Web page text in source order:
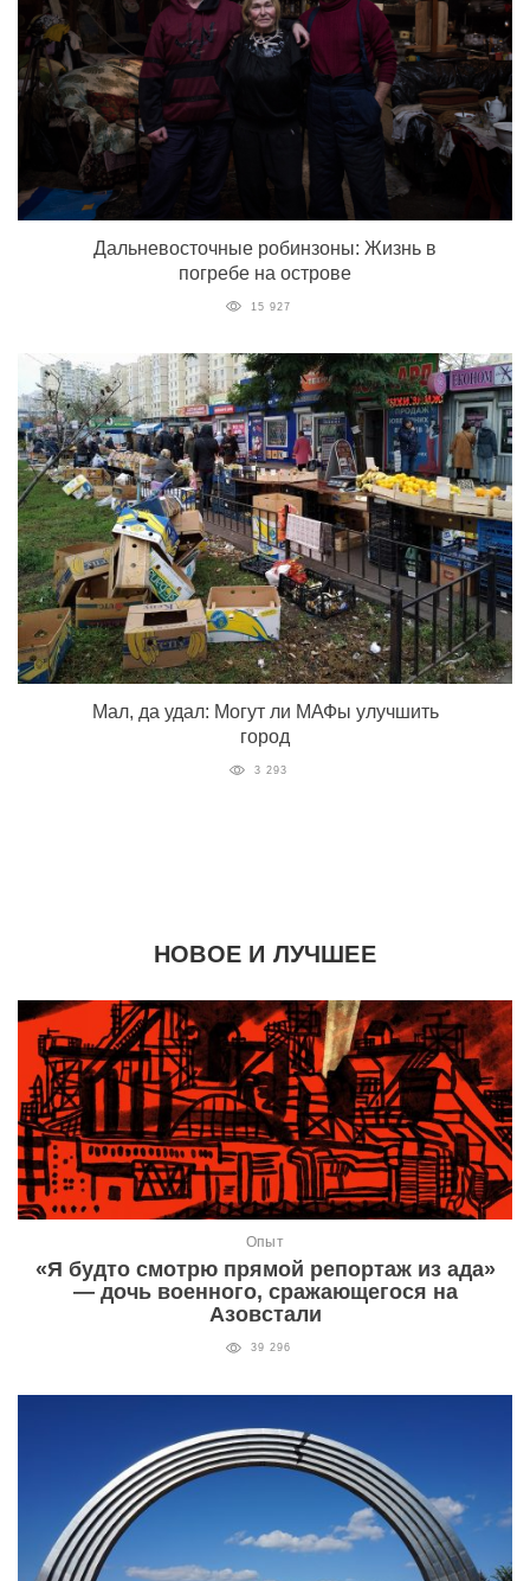
Дальневосточные робинзоны: Жизнь в
погребе на острове
15 927
Мал, да удал: Могут ли МАФы улучшить
город
3 293
НОВОЕ И ЛУЧШЕЕ
Опыт
«Я будто смотрю прямой репортаж из ада»
— дочь военного, сражающегося на
Азовстали
39 296